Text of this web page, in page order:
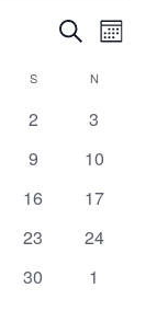
Szukaj
Miesiąc
SSOBOTA N
0
2
0
3
0
9
0
10
0
16
0
17
0
23
0
24
0
30
0
1